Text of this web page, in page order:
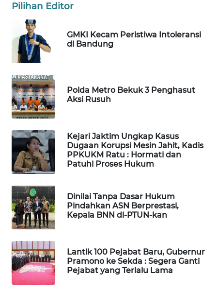
Pilihan Editor
GMKI Kecam Peristiwa Intoleransi
di Bandung
Polda Metro Bekuk 3 Penghasut
Aksi Rusuh
Kejari Jaktim Ungkap Kasus
Dugaan Korupsi Mesin Jahit, Kadis
PPKUKM Ratu : Hormati dan
Patuhi Proses Hukum
Dinilai Tanpa Dasar Hukum
Pindahkan ASN Berprestasi,
Kepala BNN di-PTUN-kan
Lantik 100 Pejabat Baru, Gubernur
Pramono ke Sekda : Segera Ganti
Pejabat yang Terlalu Lama
WN DELI
SERDANG
WN
TEBING
TINGGI
WN
PAKPAK
WN
KARAWANG
WN
WN
BOGOR
WN
DEPOK
WN